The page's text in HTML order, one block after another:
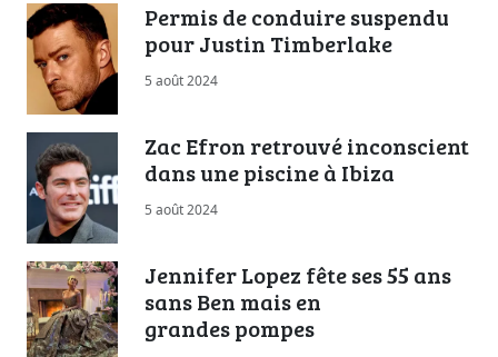
Permis de conduire suspendu
pour Justin Timberlake
5 août 2024
Zac Efron retrouvé inconscient
dans une piscine à Ibiza
5 août 2024
Jennifer Lopez fête ses 55 ans
sans Ben mais en
grandes pompes